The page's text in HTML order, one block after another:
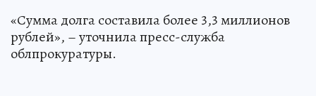
«Сумма долга составила более 3,3 миллионов
рублей», – уточнила пресс-служба
облпрокуратуры.